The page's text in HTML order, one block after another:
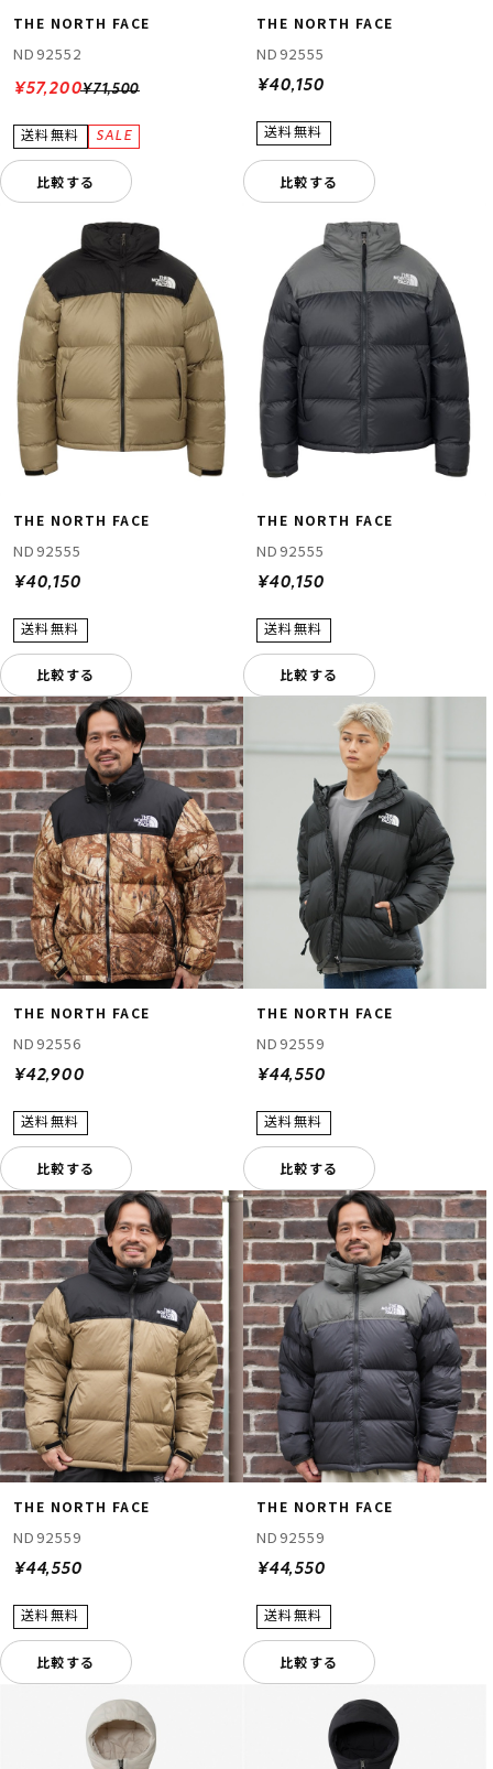
THE NORTH FACE
ND92552
¥71,500
¥57,200
比較する
THE NORTH FACE
ND92555
¥40,150
比較する
THE NORTH FACE
ND92555
¥40,150
比較する
THE NORTH FACE
ND92555
¥40,150
比較する
THE NORTH FACE
ND92556
¥42,900
比較する
THE NORTH FACE
ND92559
¥44,550
比較する
THE NORTH FACE
ND92559
¥44,550
比較する
THE NORTH FACE
ND92559
¥44,550
比較する